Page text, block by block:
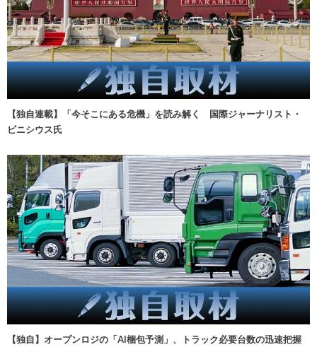
【独自連載】「今そこにある危機」を読み解く 国際ジャーナリスト・
ビニシウス氏
【独自】オープンロジの「AI梱包予測」、トラック必要台数の迅速把握